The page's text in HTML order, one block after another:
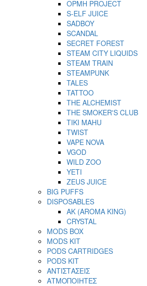
OPMH PROJECT
S-ELF JUICE
SADBOY
SCANDAL
SECRET FOREST
STEAM CITY LIQUIDS
STEAM TRAIN
STEAMPUNK
TALES
TATTOO
THE ALCHEMIST
THE SMOKER'S CLUB
TIKI MAHU
TWIST
VAPE NOVA
VGOD
WILD ZOO
YETI
ZEUS JUICE
BIG PUFFS
DISPOSABLES
AK (AROMA KING)
CRYSTAL
MODS BOX
MODS KIT
PODS CARTRIDGES
PODS KIT
ΑΝΤΙΣΤΑΣΕΙΣ
ΑΤΜΟΠΟΙΗΤΕΣ